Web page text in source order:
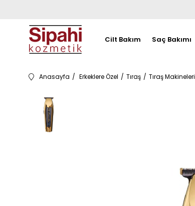
Cilt Bakım Saç Bakımı
Anasayfa Erkeklere Özel Tıraş Tıraş Makineleri